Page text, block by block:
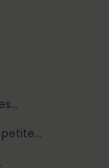
petite…